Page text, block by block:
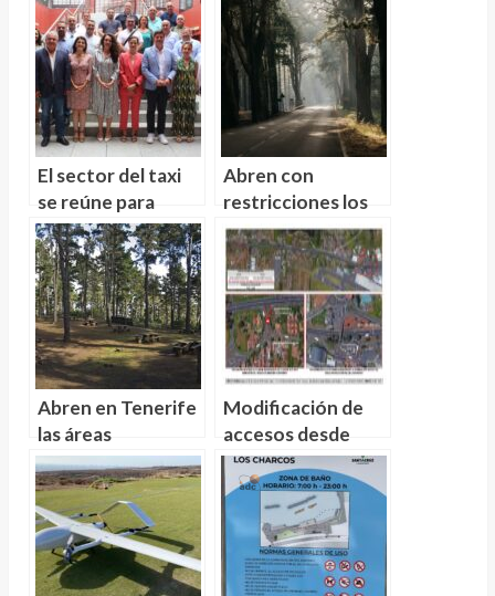
El sector del taxi
se reúne para
combatir la
implantación de
UBER
Abren con
restricciones los
accesos al Teide
por La Orotava y
La Esperanza
Abren en Tenerife
las áreas
recreativas de Las
Raices, Chanajiga y
Lomo La Jara
afectadas por el
incendio
Modificación de
accesos desde
Guamasa a TF-5
para mejorar la
movilidad a partir
del Miércoles